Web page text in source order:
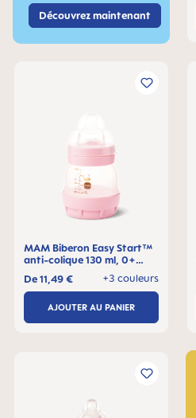
Découvrez maintenant
MAM Biberon Easy Start™
anti-colique 130 ml, 0+
+3 couleurs
De11,49 €
AJOUTER AU PANIER